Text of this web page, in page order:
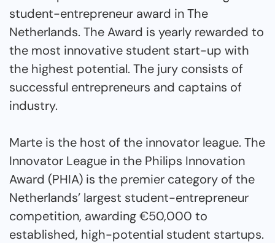
student-entrepreneur award in The
Netherlands. The Award is yearly rewarded to
the most innovative student start-up with
the highest potential. The jury consists of
successful entrepreneurs and captains of
industry.
Marte is the host of the innovator league. The
Innovator League in the Philips Innovation
Award (PHIA) is the premier category of the
Netherlands’ largest student-entrepreneur
competition, awarding €50,000 to
established, high-potential student startups.